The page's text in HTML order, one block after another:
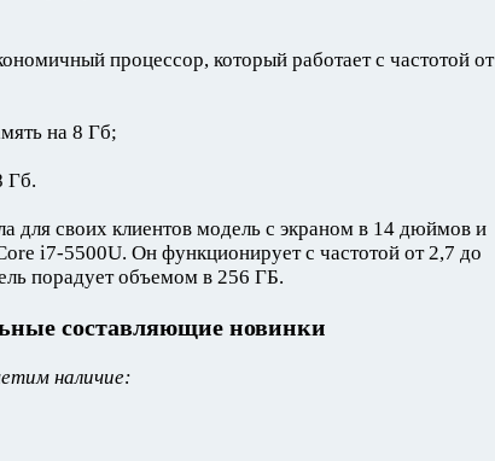
процессор, который работает с частотой от
на 8 Гб;
Гб.
для своих клиентов модель с экраном в 14 дюймов и
i7-5500U. Он функционирует с частотой от 2,7 до
порадует объемом в 256 ГБ.
составляющие новинки
наличие: